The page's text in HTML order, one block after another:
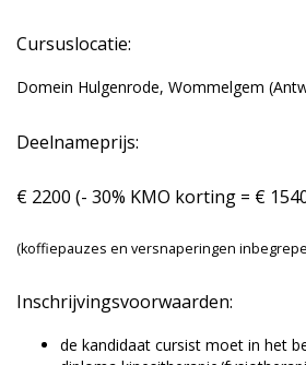
Cursuslocatie:
Domein Hulgenrode, Wommelgem
Deelnameprijs:
€ 2200 (- 30% KMO korting = €
(koffiepauzes en versnaperingen
Inschrijvingsvoorwaarden:
de kandidaat cursist moet in het